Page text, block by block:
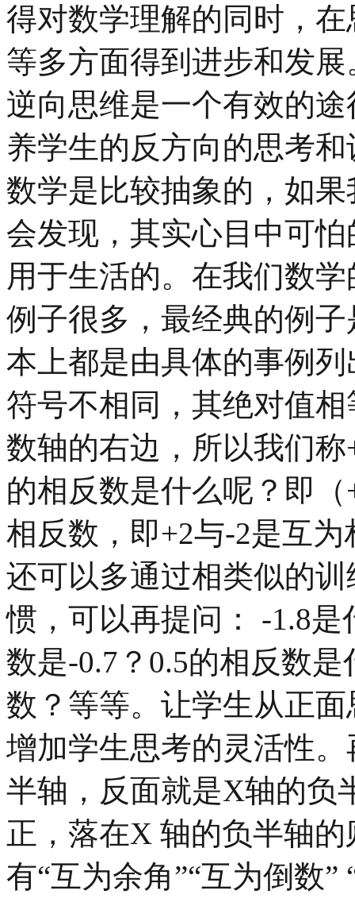
得对数学理解的同时，
等多方面得到进步和发
逆向思维是一个有效的
养学生的反方向的思考
数学是比较抽象的，如
会发现，其实心目中可
用于生活的。在我们数
例子很多，最经典的例
本上都是由具体的事例
符号不相同，其绝对值
数轴的右边，所以我们
的相反数是什么呢？即
相反数，即+2与-2是互
还可以多通过相类似的
惯，可以再提问： -1.8
数是-0.7？0.5的相反数
数？等等。让学生从正
增加学生思考的灵活性
半轴，反面就是X轴的负
正，落在X 轴的负半轴
有“互为余角”“互为倒数